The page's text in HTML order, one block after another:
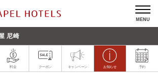
MENU
尼崎
料金 クーポン キャンペーン お知らせ 予約